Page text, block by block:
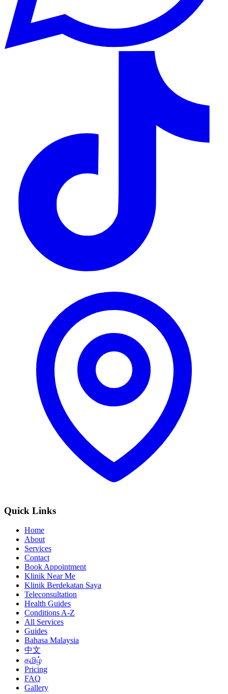
Quick Links
Home
About
Services
Contact
Book Appointment
Klinik Near Me
Klinik Berdekatan Saya
Teleconsultation
Health Guides
Conditions A-Z
All Services
Guides
Bahasa Malaysia
中文
தமிழ்
Pricing
FAQ
Gallery